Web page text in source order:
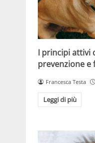
I principi attivi
prevenzione
Francesca Testa
Leggi di più